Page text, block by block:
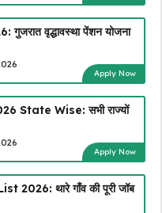
वृद्धावस्था पेंशन योजना
Apply Now
State Wise: सभी राज्यों
Apply Now
थारे गाँव की पूरी जॉब